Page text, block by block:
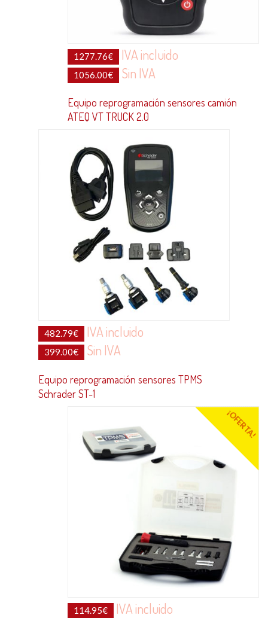
1277.76€ IVA incluido
1056.00€ Sin IVA
Equipo reprogramación sensores camión
ATEQ VT TRUCK 2.0
482.79€ IVA incluido
399.00€ Sin IVA
Equipo reprogramación sensores TPMS
Schrader ST-1
¡OFERTA!
114.95€ IVA incluido